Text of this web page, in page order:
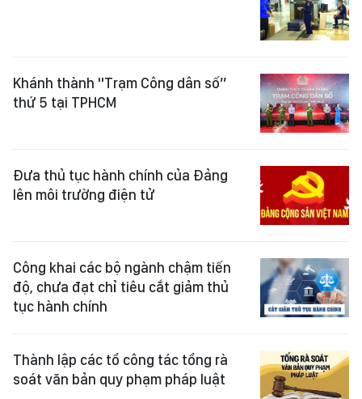
Khánh thành "Trạm Công dân số”
thứ 5 tại TPHCM
Đưa thủ tục hành chính của Đảng
lên môi trường điện tử
Công khai các bộ ngành chậm tiến
độ, chưa đạt chỉ tiêu cắt giảm thủ
tục hành chính
Thành lập các tổ công tác tổng rà
soát văn bản quy phạm pháp luật